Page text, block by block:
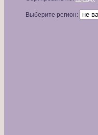
Выберите регион: